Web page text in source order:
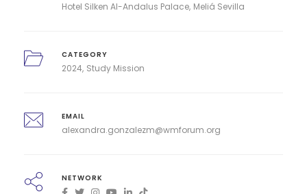
Hotel Silken Al-Andalus Palace Meliá Sevilla
CATEGORY
2024 Study Mission
EMAIL
alexandra.gonzalezm@wmforum.org
NETWORK